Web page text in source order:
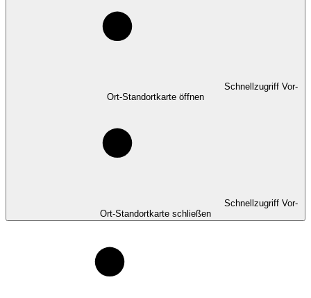
Schnellzugriff Vor-
Ort-Standortkarte öffnen
Schnellzugriff Vor-
Ort-Standortkarte schließen